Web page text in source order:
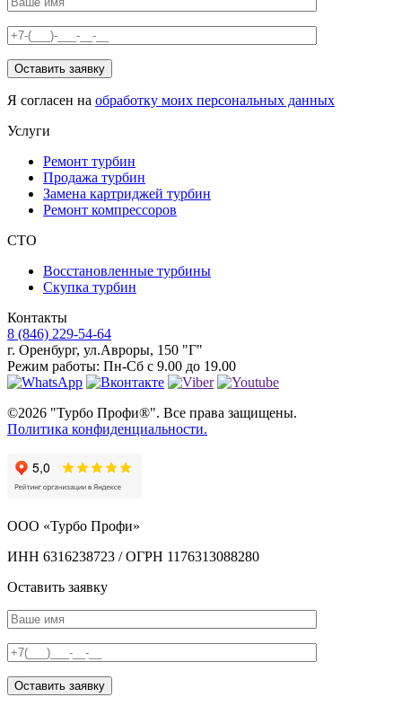
Я согласен на обработку моих персональных данных
Услуги
Ремонт турбин
Продажа турбин
Замена картриджей турбин
Ремонт компрессоров
СТО
Восстановленные турбины
Скупка турбин
Контакты
8 (846) 229-54-64
г. Оренбург, ул.Авроры, 150 "Г"
Режим работы: Пн-Сб с 9.00 до 19.00
©2026 "Турбо Профи®". Все права защищены.
Политика конфиденциальности.
ООО «Турбо Профи»
ИНН 6316238723 / ОГРН 1176313088280
Оставить заявку